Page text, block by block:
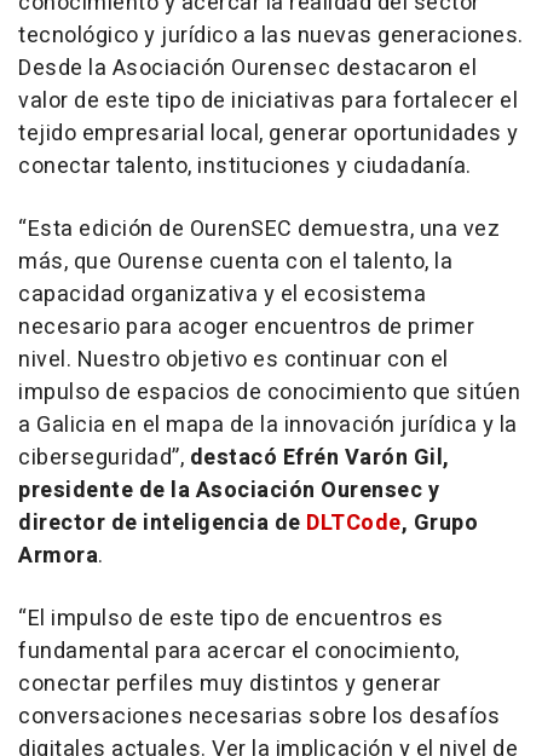
tecnológico y jurídico a las nuevas generaciones.
Desde la Asociación Ourensec destacaron el
valor de este tipo de iniciativas para fortalecer el
tejido empresarial local, generar oportunidades y
conectar talento, instituciones y ciudadanía.
“Esta edición de OurenSEC demuestra, una vez
más, que Ourense cuenta con el talento, la
capacidad organizativa y el ecosistema
necesario para acoger encuentros de primer
nivel. Nuestro objetivo es continuar con el
impulso de espacios de conocimiento que sitúen
a Galicia en el mapa de la innovación jurídica y la
ciberseguridad”, destacó Efrén Varón Gil,
presidente de la Asociación Ourensec y
director de inteligencia de DLTCode, Grupo
Armora.
“El impulso de este tipo de encuentros es
fundamental para acercar el conocimiento,
conectar perfiles muy distintos y generar
conversaciones necesarias sobre los desafíos
digitales actuales. Ver la implicación y el nivel de